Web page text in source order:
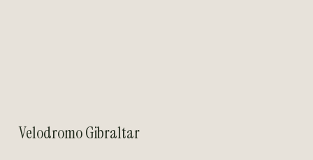
Velodromo Gibraltar